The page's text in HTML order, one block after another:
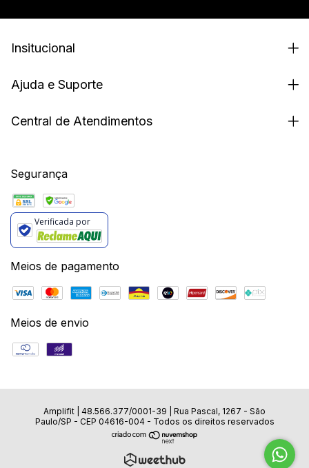
Insitucional
Ajuda e Suporte
Central de Atendimentos
Segurança
Verificada por
Meios de pagamento
Meios de envio
Amplifit | 48.566.377/0001-39
Rua Pascal, 1267 - São
Paulo/SP - CEP 04616-004 - Todos os direitos reservados